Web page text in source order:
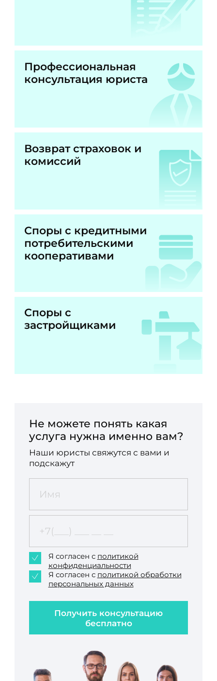
Профессиональная
консультация юриста
Возврат страховок и
комиссий
Споры с кредитными
потребительскими
кооперативами
Споры с
застройщиками
Не можете понять какая
услуга нужна именно вам?
Наши юристы свяжутся с вами и
подскажут
Получить консультацию
бесплатно
Я согласен с политикой
конфиденциальности
Я согласен с политикой обработки
персональных данных